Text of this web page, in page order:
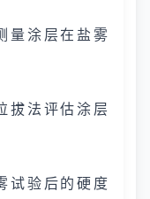
量涂层在盐雾
拔法评估涂层
试验后的硬度